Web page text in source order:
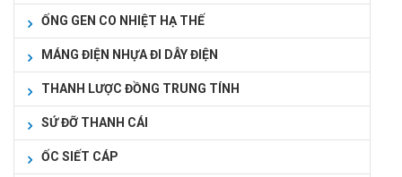
ỐNG GEN CO NHIỆT HẠ THẾ
MÁNG ĐIỆN NHỰA ĐI DÂY ĐIỆN
THANH LƯỢC ĐỒNG TRUNG TÍNH
SỨ ĐỠ THANH CÁI
ỐC SIẾT CÁP